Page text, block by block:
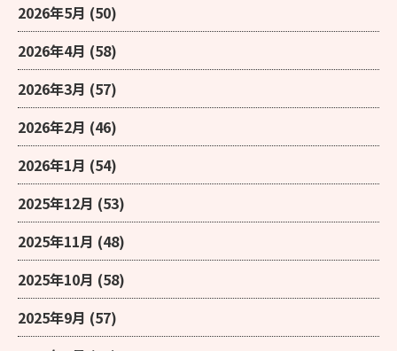
2026年5月 (50)
2026年4月 (58)
2026年3月 (57)
2026年2月 (46)
2026年1月 (54)
2025年12月 (53)
2025年11月 (48)
2025年10月 (58)
2025年9月 (57)